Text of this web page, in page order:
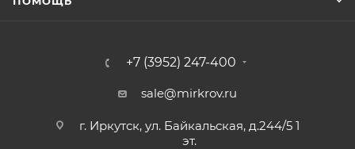
+7 (3952) 247-400
sale@mirkrov.ru
г. Иркутск, ул. Байкальская, д.244/5 1
эт.